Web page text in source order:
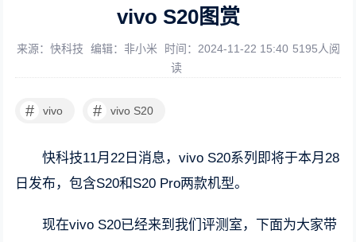
vivo S20图赏
来源：快科技 编辑：非小米 时间：2024-11-22 15:40 5195人阅
读
# vivo # vivo S20
快科技11月22日消息，vivo S20系列即将于本月28
日发布，包含S20和S20 Pro两款机型。
现在vivo S20已经来到我们评测室，下面为大家带